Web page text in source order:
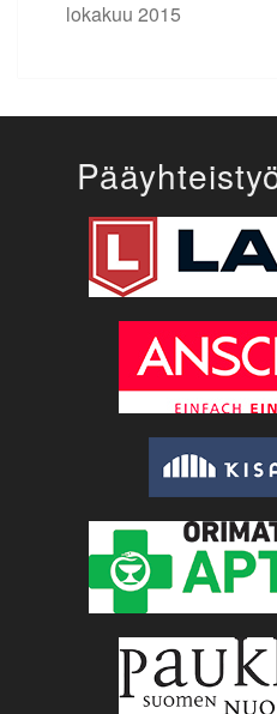
lokakuu 2015